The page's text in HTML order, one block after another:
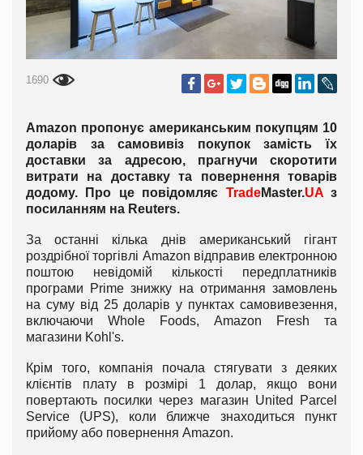
1690
Amazon пропонує американським покупцям 10
доларів за самовивіз покупок замість їх
доставки за адресою, прагнучи скоротити
витрати на доставку та повернення товарів
додому. Про це повідомляє TradeMaster.UAз
посиланням на Reuters.
За останні кілька днів американський гігант
роздрібної торгівлі Amazon відправив електронною
поштою невідомій кількості передплатників
програми Prime знижку на отримання замовлень
на суму від 25 доларів у пунктах самовивезення,
включаючи Whole Foods, Amazon Fresh та
магазини Kohl's.
Крім того, компанія почала стягувати з деяких
клієнтів плату в розмірі 1 долар, якщо вони
повертають посилки через магазин United Parcel
Service (UPS), коли ближче знаходиться пункт
прийому або повернення Amazon.